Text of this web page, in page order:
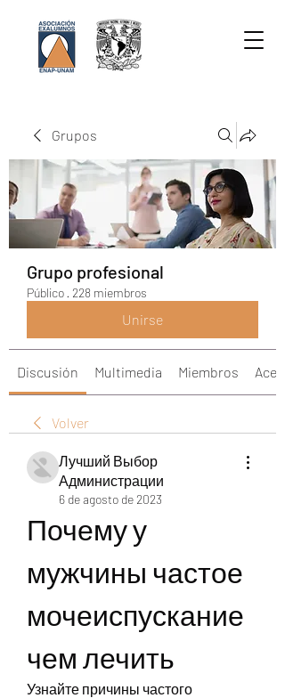
Grupos
Grupo profesional
Público · 228 miembros
Unirse
Discusión Multimedia Miembros
Volver
Лучший Выбор
Администрации
6 de agosto de 2023
Почему у
мужчины частое
мочеиспускание
чем лечить
Узнайте причины частого